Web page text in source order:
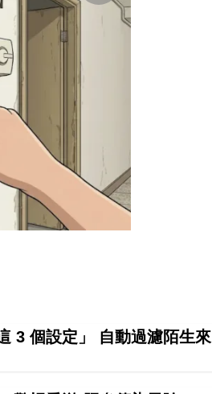
3 個設定」 自動過濾陌生來